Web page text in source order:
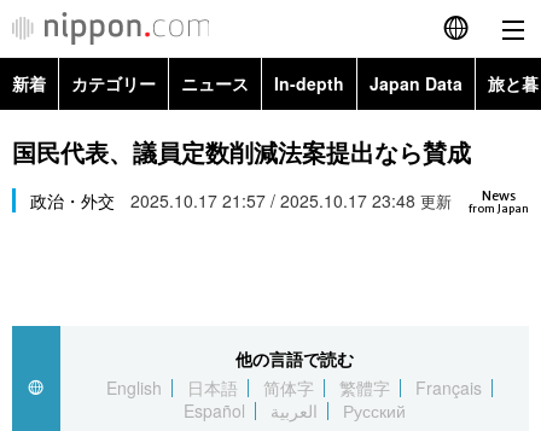
English
简体字
繁體字
العربية
新着 カテゴリー ニュース In-depth Japan Data 旅と
政治・外交
経済・ビジネス
社会
文化
Topics
Images
お知らせ
国民代表、議員定数削減法案提出なら賛成
News
from Japan
政治・外交 2025.10.17 21:57 / 2025.10.17 23:48 更新
他の言語で読む
English
日本語 简体字 繁體字
Français
Español
العربية Русский